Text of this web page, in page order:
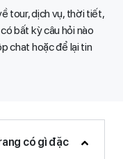
tour, dịch vụ, thời tiết,
bất kỳ câu hỏi nào
chat hoặc để lại tin
có gì đặc